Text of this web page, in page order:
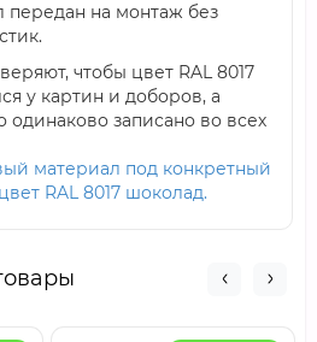
передан на монтаж без
чтобы цвет RAL 8017
у картин и доборов, а
записано во всех
материал под конкретный
RAL 8017 шоколад.